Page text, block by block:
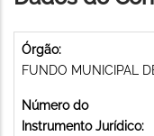
Órgão:
FUNDO MUNICIPAL
Número do
Instrumento Jurídico: